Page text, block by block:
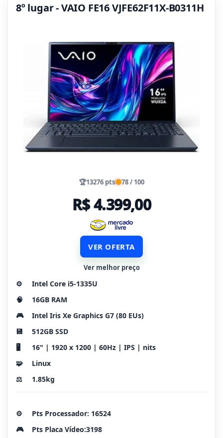
8º lugar - VAIO FE16 VJFE62F11X-B0311H
🏆13276 pts 78 / 100
R$ 4.399,00
VER OFERTA
Ver melhor preço
⚙️
Intel Core i5-1335U
🧠
16GB RAM
🎮
Intel Iris Xe Graphics G7 (80 EUs)
💾
512GB SSD
🖥️
16" | 1920 x 1200 | 60Hz | IPS | nits
🧩
Linux
⚖️
1.85kg
⚙️
Pts Processador: 16524
🎮
Pts Placa Vídeo:3198